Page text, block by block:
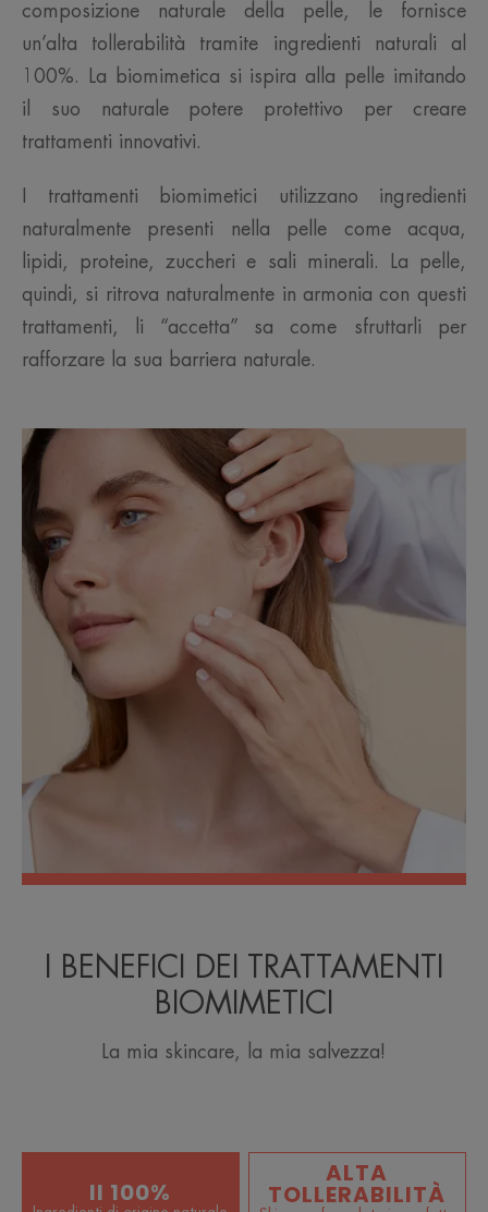
composizione naturale della pelle, le fornisce
un’alta tollerabilità tramite ingredienti naturali al
100%. La biomimetica si ispira alla pelle imitando
il suo naturale potere protettivo per creare
trattamenti innovativi.
I trattamenti biomimetici utilizzano ingredienti
naturalmente presenti nella pelle come acqua,
lipidi, proteine, zuccheri e sali minerali. La pelle,
quindi, si ritrova naturalmente in armonia con questi
trattamenti, li “accetta” sa come sfruttarli per
rafforzare la sua barriera naturale.
I BENEFICI DEI TRATTAMENTI
BIOMIMETICI
La mia skincare, la mia salvezza!
Il 100%
ALTA
TOLLERABILITÀ